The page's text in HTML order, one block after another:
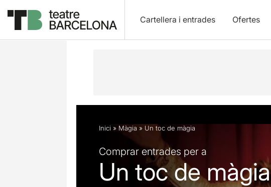
Cartellera i entrades Ofertes
Descripció Fitxa artística Opinions
Inici » Màgia » Un toc de màgia
Comprar entrades per a
Un toc de màgia